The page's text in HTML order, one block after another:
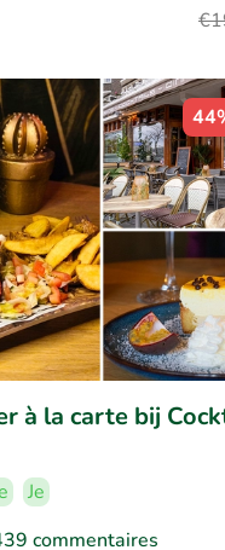
à la carte bij
Je
commentaires